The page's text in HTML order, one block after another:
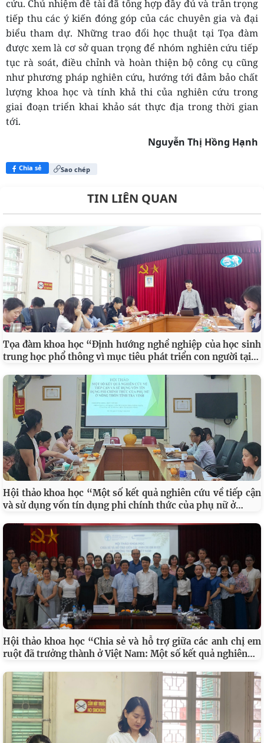
cứu. Chủ nhiệm đề tài đã tổng hợp đầy đủ và trân trọng
tiếp thu các ý kiến đóng góp của các chuyên gia và đại
biểu tham dự. Những trao đổi học thuật tại Tọa đàm
được xem là cơ sở quan trọng để nhóm nghiên cứu tiếp
tục rà soát, điều chỉnh và hoàn thiện bộ công cụ cũng
như phương pháp nghiên cứu, hướng tới đảm bảo chất
lượng khoa học và tính khả thi của nghiên cứu trong
giai đoạn triển khai khảo sát thực địatrong thời gian
tới.
Nguyễn Thị Hồng Hạnh
Chia sẻ Sao chép
TIN LIÊN QUAN
Tọa đàm khoa học “Định hướng nghề nghiệp của học sinh
trung học phổ thông vì mục tiêu phát triển con người tại…
Hội thảo khoa học “Một số kết quả nghiên cứu về tiếp cận
và sử dụng vốn tín dụng phi chính thức của phụ nữ ở…
Hội thảo khoa học “Chia sẻ và hỗ trợ giữa các anh chị em
ruột đã trưởng thành ở Việt Nam: Một số kết quả nghiên…